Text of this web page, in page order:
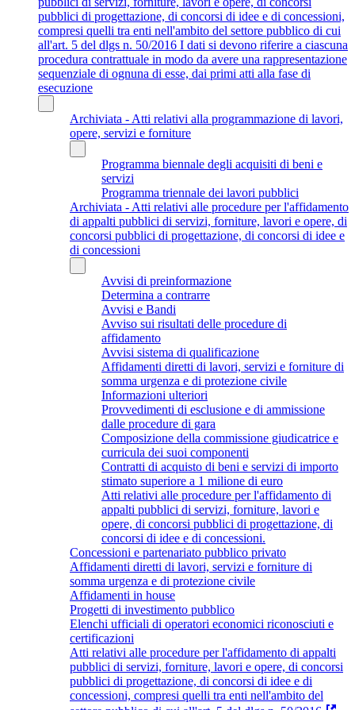
pubblici di progettazione, di concorsi di idee e di concessioni,
compresi quelli tra enti nell'ambito del settore pubblico di cui
all'art. 5 del dlgs n. 50/2016 I dati si devono riferire a ciascuna
procedura contrattuale in modo da avere una rappresentazione
sequenziale di ognuna di esse, dai primi atti alla fase di
esecuzione
Archiviata - Atti relativi alla programmazione di lavori,
opere, servizi e forniture
Programma biennale degli acquisiti di beni e
servizi
Programma triennale dei lavori pubblici
Archiviata - Atti relativi alle procedure per l'affidamento
di appalti pubblici di servizi, forniture, lavori e opere, di
concorsi pubblici di progettazione, di concorsi di idee e
di concessioni
Avvisi di preinformazione
Determina a contrarre
Avvisi e Bandi
Avviso sui risultati delle procedure di
affidamento
Avvisi sistema di qualificazione
Affidamenti diretti di lavori, servizi e forniture di
somma urgenza e di protezione civile
Informazioni ulteriori
Provvedimenti di esclusione e di ammissione
dalle procedure di gara
Composizione della commissione giudicatrice e
curricula dei suoi componenti
Contratti di acquisto di beni e servizi di importo
stimato superiore a 1 milione di euro
Atti relativi alle procedure per l'affidamento di
appalti pubblici di servizi, forniture, lavori e
opere, di concorsi pubblici di progettazione, di
concorsi di idee e di concessioni.
Concessioni e partenariato pubblico privato
Affidamenti diretti di lavori, servizi e forniture di
somma urgenza e di protezione civile
Affidamenti in house
Progetti di investimento pubblico
Elenchi ufficiali di operatori economici riconosciuti e
certificazioni
Atti relativi alle procedure per l'affidamento di appalti
pubblici di servizi, forniture, lavori e opere, di concorsi
pubblici di progettazione, di concorsi di idee e di
concessioni, compresi quelli tra enti nell'ambito del